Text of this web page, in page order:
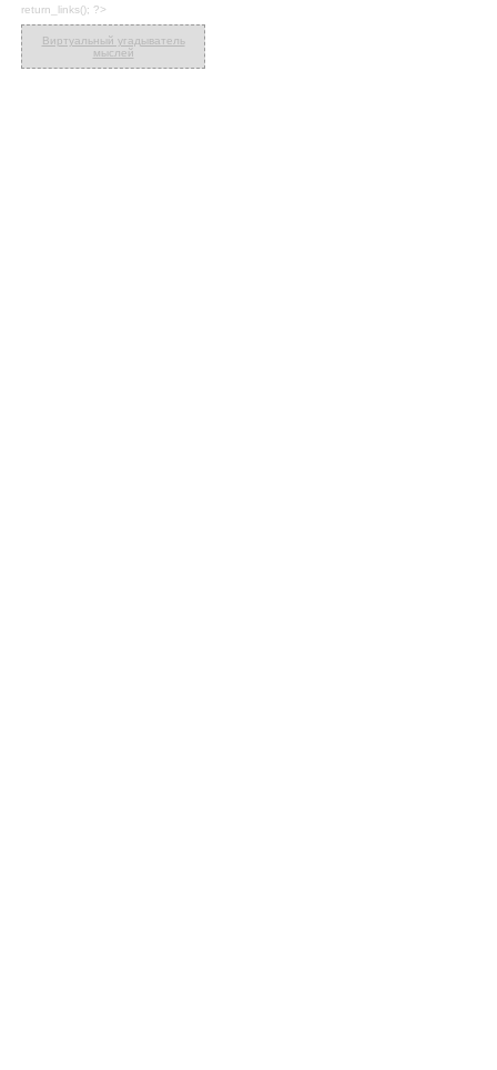
return_links(); ?>
Виртуальный угадыватель
мыслей